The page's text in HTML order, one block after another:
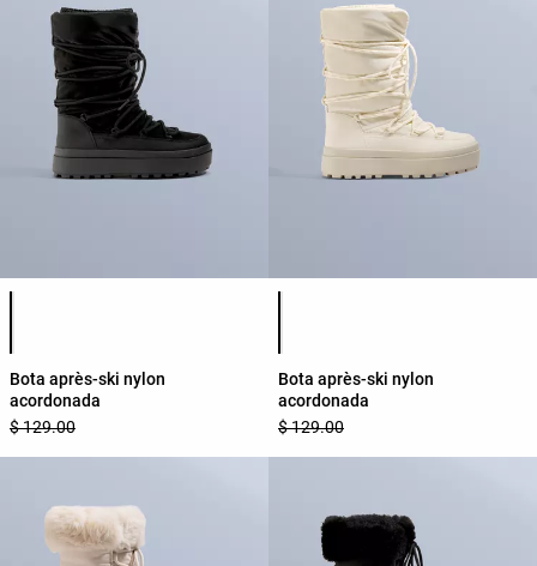
Bota après-ski nylon
acordonada
$ 129.00
Bota après-ski nylon
acordonada
$ 129.00